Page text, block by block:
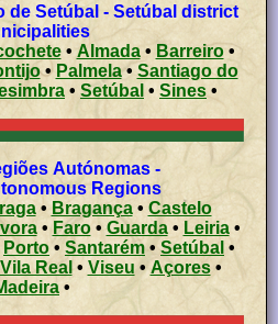
de Setúbal - Setúbal district
• Almada• Barreiro•
• Palmela• Santiago do
• Setúbal • Sines •
Autónomas -
Regions
•Bragança• Castelo
• Faro•Guarda• Leiria•
Porto• Santarém•Setúbal •
Vila Real • Viseu•Açores•
•